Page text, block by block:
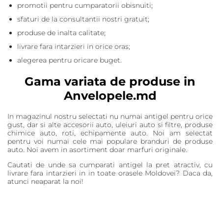
promotii pentru cumparatorii obisnuiti;
sfaturi de la consultantii nostri gratuit;
produse de inalta calitate;
livrare fara intarzieri in orice oras;
alegerea pentru oricare buget.
Gama variata de produse in
Anvelopele.md
In magazinul nostru selectati nu numai antigel pentru orice
gust, dar si alte accesorii auto, uleiuri auto si filtre, produse
chimice auto, roti, echipamente auto. Noi am selectat
pentru voi numai cele mai populare branduri de produse
auto. Noi avem in asortiment doar marfuri originale.
Cautati de unde sa cumparati antigel la pret atractiv, cu
livrare fara intarzieri in in toate orasele Moldovei? Daca da,
atunci neaparat la noi!